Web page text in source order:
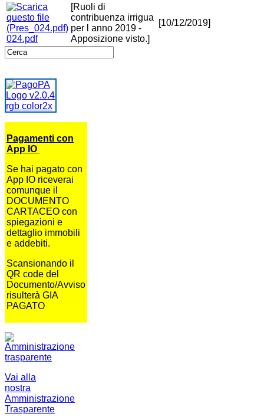
024.pdf
[Ruoli di
contribuenza irrigua
per l anno 2019 -
Apposizione visto.]
[10/12/2019]
Pagamenti con
App IO
Se hai pagato con
App IO riceverai
comunque il
DOCUMENTO
CARTACEO con
spiegazioni e
dettaglio immobili
e addebiti.
Scansionando il
QR code del
Documento/Avviso
risulterà GIA
PAGATO
Vai alla
nostra
Amministrazione
Trasparente